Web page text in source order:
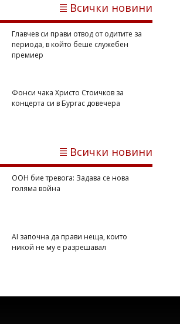
ДИМИТРОВ
ДИМИТРОВ
е сред жертвите на нощните
Всички новини
Главчев си прави отвод от одитите за
периода, в който беше служебен
премиер
Фонси чака Христо Стоичков за
концерта си в Бургас довечера
Всички новини
ООН бие тревога: Задава се нова
голяма война
AI започна да прави неща, които
никой не му е разрешавал